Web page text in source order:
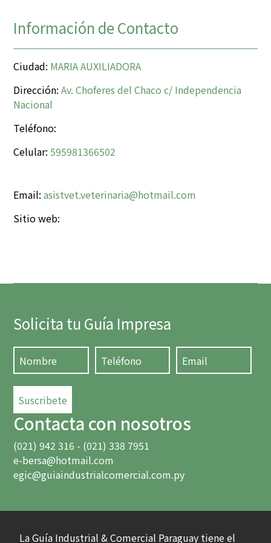
Información de Contacto
Ciudad: MARIA AUXILIADORA
Dirección: Av. Choferes del Chaco c/ Independencia
Nacional
Teléfono:
Celular: 595981366502
Email: asistvet.veterinaria@hotmail.com
Sitio web:
Solicita tu Guía Impresa
Suscribete
Contacta con nosotros
(021) 942 316 - (021) 338 7951
e-bersa@hotmail.com
egic@guiaindustrialcomercial.com.py
La Guía Industrial & Comercial Paraguay tiene el